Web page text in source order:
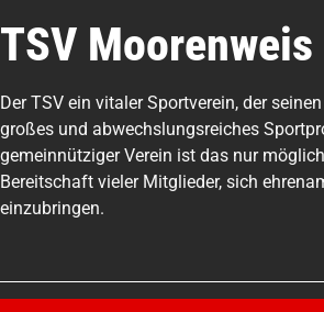
TSV Moorenweis
Der TSV ein vitaler Sportverein, der
großes und abwechslungsreiches
gemeinnütziger Verein ist das nur
Bereitschaft vieler Mitglieder, sich
einzubringen.